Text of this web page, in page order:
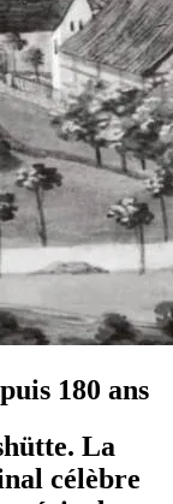
180 ans
La
célèbre